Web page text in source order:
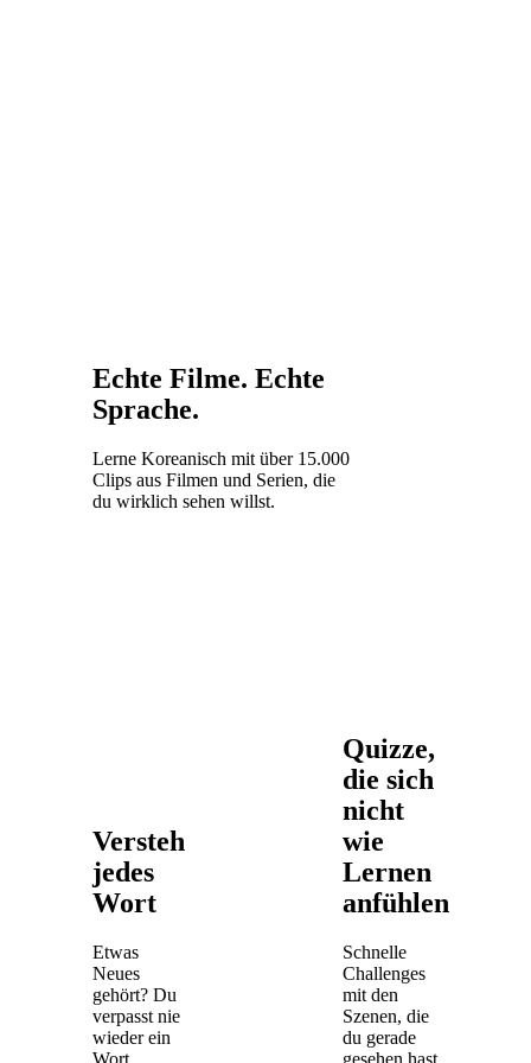
Echte Filme. Echte
Sprache.
Lerne Koreanisch mit über 15.000
Clips aus Filmen und Serien, die
du wirklich sehen willst.
Versteh
jedes
Wort
Etwas
Neues
gehört? Du
verpasst nie
wieder ein
Wort.
Quizze,
die sich
nicht
wie
Lernen
anfühlen
Schnelle
Challenges
mit den
Szenen, die
du gerade
gesehen hast.